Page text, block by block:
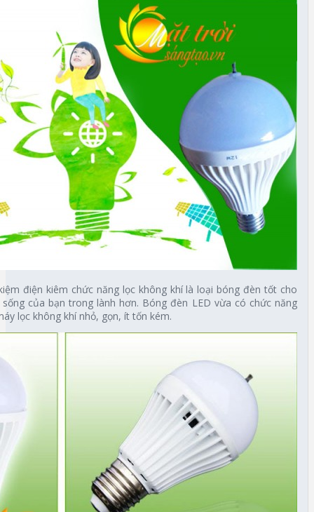
điện kiêm chức năng lọc không khí là loại bóng đèn tốt cho
của bạn trong lành hơn. Bóng đèn LED vừa có chức năng
lọc không khí nhỏ, gọn, ít tốn kém.